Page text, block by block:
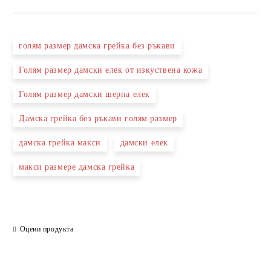
голям размер дамска грейка без ръкави
Голям размер дамски елек от изкуствена кожа
Голям размер дамски шерпа елек
Дамска грейка без ръкави голям размер
дамска грейка макси дамски елек
макси размере дамска грейка
Оцени продукта